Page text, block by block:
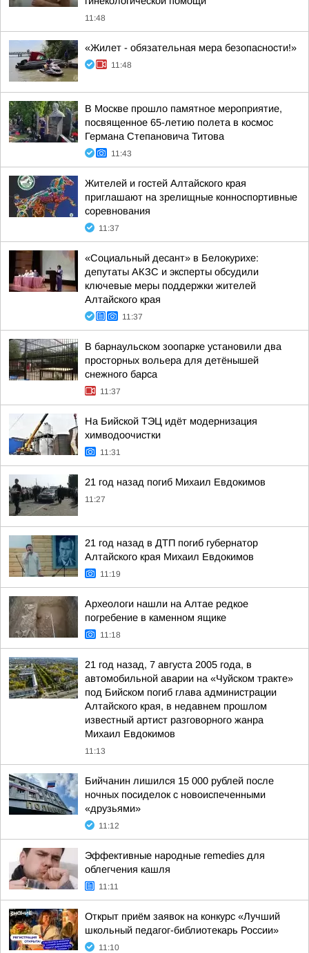
11:48
«Жилет - обязательная мера безопасности!»
11:48
В Москве прошло памятное мероприятие,
посвященное 65-летию полета в космос
Германа Степановича Титова
11:43
Жителей и гостей Алтайского края
приглашают на зрелищные конноспортивные
соревнования
11:37
«Социальный десант» в Белокурихе:
депутаты АКЗС и эксперты обсудили
ключевые меры поддержки жителей
Алтайского края
11:37
В барнаульском зоопарке установили два
просторных вольера для детёнышей
снежного барса
11:37
На Бийской ТЭЦ идёт модернизация
химводоочистки
11:31
21 год назад погиб Михаил Евдокимов
11:27
21 год назад в ДТП погиб губернатор
Алтайского края Михаил Евдокимов
11:19
Археологи нашли на Алтае редкое
погребение в каменном ящике
11:18
21 год назад, 7 августа 2005 года, в
автомобильной аварии на «Чуйском тракте»
под Бийском погиб глава администрации
Алтайского края, в недавнем прошлом
известный артист разговорного жанра
Михаил Евдокимов
11:13
Бийчанин лишился 15 000 рублей после
ночных посиделок с новоиспеченными
«друзьями»
11:12
Эффективные народные remedies для
облегчения кашля
11:11
Открыт приём заявок на конкурс «Лучший
школьный педагог-библиотекарь России»
11:10